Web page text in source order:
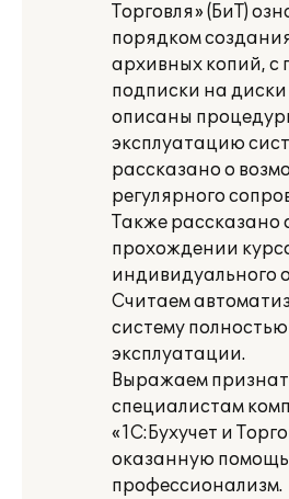
Торговля» (БиТ)
порядком
архивных копий, с
подписки на
описаны
эксплуатацию
рассказано о
регулярного
Также рассказано
прохождении
индивидуального
Считаем
систему
эксплуатации.
Выражаем
специалистам
«1С:Бухучет и
оказанную
профессионализм.